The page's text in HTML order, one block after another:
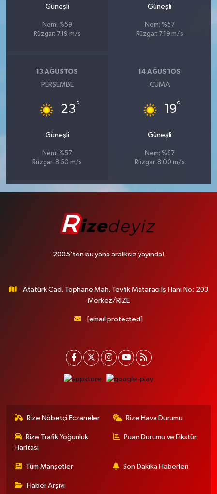
Güneşli
Nem: %59
Rüzgar: 7.19 m/s
Güneşli
Nem: %57
Rüzgar: 7.19 m/s
13 AĞUSTOS
PERŞEMBE
23°
Güneşli
Nem: %57
Rüzgar: 8.50 m/s
14 AĞUSTOS
CUMA
19°
Güneşli
Nem: %67
Rüzgar: 8.00 m/s
2005'ten bu yana aralıksız yayında!
Atatürk Cad. Tophane Mah. Tevfik Mataracı İş Hanı No: 203
Merkez/RİZE
[email protected]
Rize Nöbetçi Eczaneler Rize Hava Durumu
Rize Trafik Yoğunluk
Haritası
Puan Durumu ve Fikstür
Tüm Manşetler Son Dakika Haberleri
Haber Arşivi